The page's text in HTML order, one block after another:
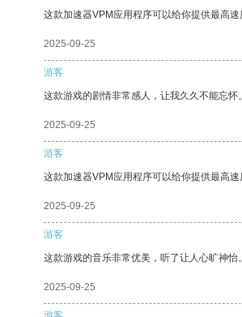
这款加速器VPM应用程序可以给你提供最高速
2025-09-25
游客
这款游戏的剧情非常感人，让我久久不能忘怀。
2025-09-25
游客
这款加速器VPM应用程序可以给你提供最高
2025-09-25
游客
这款游戏的音乐非常优美，听了让人心旷神怡。
2025-09-25